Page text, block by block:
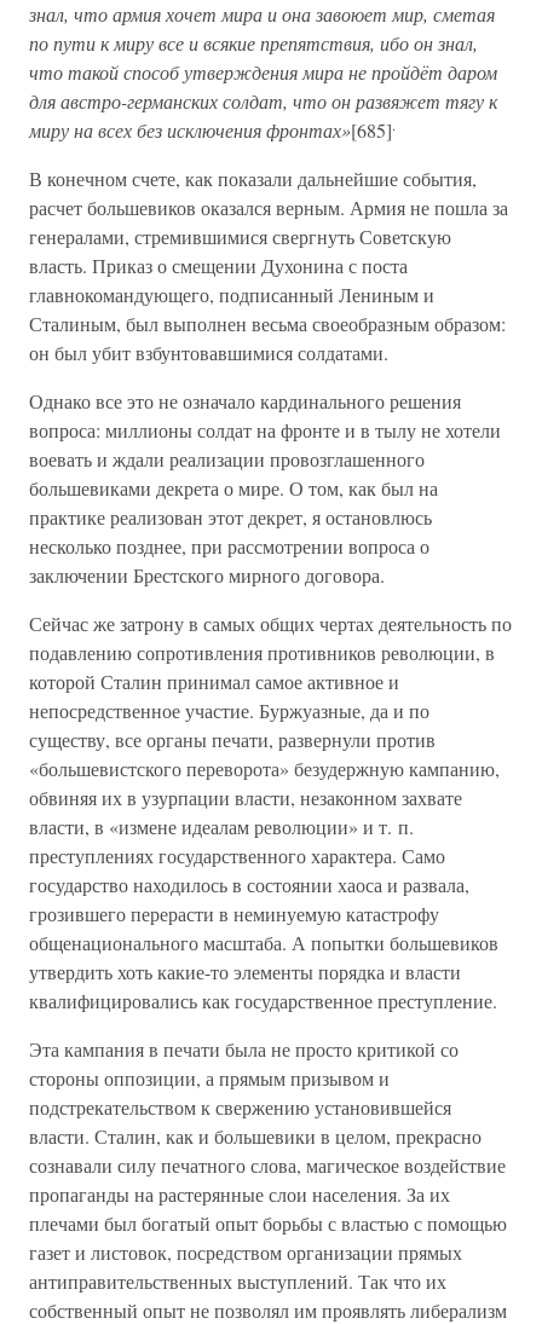
знал, что армия хочет мира и она завоюет мир, сметая
по пути к миру все и всякие препятствия, ибо он знал,
что такой способ утверждения мира не пройдёт даром
для австро-германских солдат, что он развяжет тягу к
миру на всех без исключения фронтах»[685].
В конечном счете, как показали дальнейшие события,
расчет большевиков оказался верным. Армия не пошла за
генералами, стремившимися свергнуть Советскую
власть. Приказ о смещении Духонина с поста
главнокомандующего, подписанный Лениным и
Сталиным, был выполнен весьма своеобразным образом:
он был убит взбунтовавшимися солдатами.
Однако все это не означало кардинального решения
вопроса: миллионы солдат на фронте и в тылу не хотели
воевать и ждали реализации провозглашенного
большевиками декрета о мире. О том, как был на
практике реализован этот декрет, я остановлюсь
несколько позднее, при рассмотрении вопроса о
заключении Брестского мирного договора.
Сейчас же затрону в самых общих чертах деятельность по
подавлению сопротивления противников революции, в
которой Сталин принимал самое активное и
непосредственное участие. Буржуазные, да и по
существу, все органы печати, развернули против
«большевистского переворота» безудержную кампанию,
обвиняя их в узурпации власти, незаконном захвате
власти, в «измене идеалам революции» и т. п.
преступлениях государственного характера. Само
государство находилось в состоянии хаоса и развала,
грозившего перерасти в неминуемую катастрофу
общенационального масштаба. А попытки большевиков
утвердить хоть какие-то элементы порядка и власти
квалифицировались как государственное преступление.
Эта кампания в печати была не просто критикой со
стороны оппозиции, а прямым призывом и
подстрекательством к свержению установившейся
власти. Сталин, как и большевики в целом, прекрасно
сознавали силу печатного слова, магическое воздействие
пропаганды на растерянные слои населения. За их
плечами был богатый опыт борьбы с властью с помощью
газет и листовок, посредством организации прямых
антиправительственных выступлений. Так что их
собственный опыт не позволял им проявлять либерализм